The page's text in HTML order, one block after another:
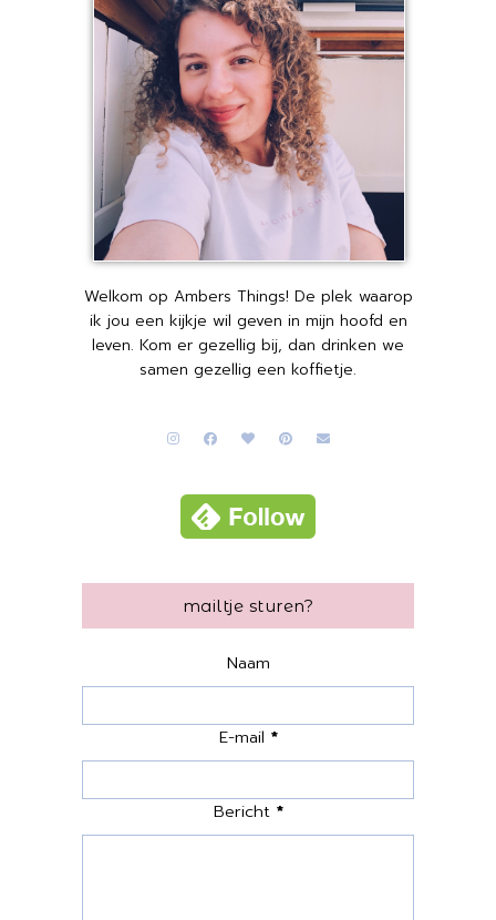
Welkom op Ambers Things! De plek waarop
ik jou een kijkje wil geven in mijn hoofd en
leven. Kom er gezellig bij, dan drinken we
samen gezellig een koffietje.
mailtje sturen?
Naam
E-mail *
Bericht *